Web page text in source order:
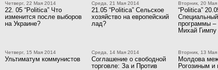
Четверг, 22 Мая 2014
22. 05 “Politica” Что
изменится после выборов
на Украине?
Среда, 21 Мая 2014
21.05 “Politica” Сельское
хозяйство на европейский
лад?
Вторник, 20
“Politica”
Специальный
программы
Михай Гимпу
Четверг, 15 Мая 2014
Ультиматум коммунистов
Среда, 14 Мая 2014
Соглашение о свободной
торговле: За и Против
Вторник, 13
Молдова
Рогозиным